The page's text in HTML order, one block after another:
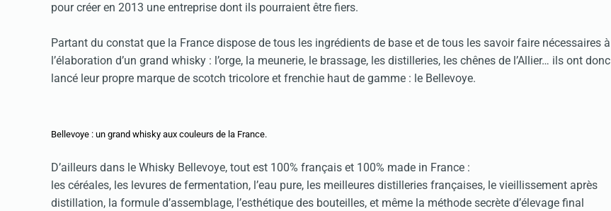
pour créer en 2013 une entreprise dont ils pourraient être fiers.
Partant du constat que la France dispose de tous les ingrédients de base et de tous les savoir faire nécessaires à
l’élaboration d’un grand whisky : l’orge, la meunerie, le brassage, les distilleries, les chênes de l’Allier… ils ont donc
lancé leur propre marque de scotch tricolore et frenchie haut de gamme : le Bellevoye.
Bellevoye : un grand whisky aux couleurs de la France.
D’ailleurs dans le Whisky Bellevoye, tout est 100% français et 100% made in France :
les céréales, les levures de fermentation, l’eau pure, les meilleures distilleries françaises, le vieillissement après
distillation, la formule d’assemblage, l’esthétique des bouteilles, et même la méthode secrète d’élevage final